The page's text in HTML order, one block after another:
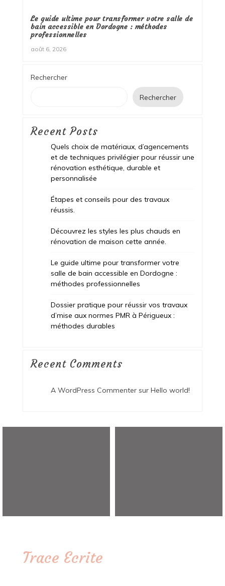
Le guide ultime pour transformer votre salle de
bain accessible en Dordogne : méthodes
professionnelles
août 6, 2026
Rechercher
Rechercher
Recent Posts
Quels choix de matériaux, d’agencements
et de techniques privilégier pour réussir une
rénovation esthétique, durable et
personnalisée
Étapes et conseils pour des travaux
réussis.
Découvrez les styles les plus chauds en
rénovation de maison cette année.
Le guide ultime pour transformer votre
salle de bain accessible en Dordogne :
méthodes professionnelles
Dossier pratique pour réussir vos travaux
d’mise aux normes PMR à Périgueux :
méthodes durables
Recent Comments
A WordPress Commentersur Hello world!
Trace Ecrite